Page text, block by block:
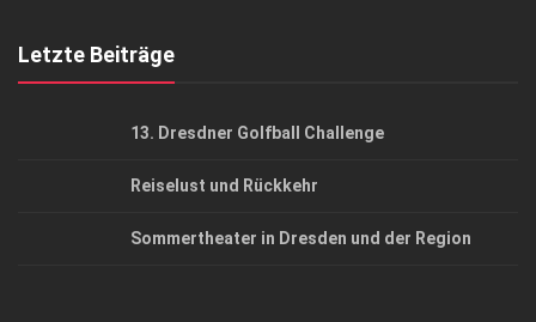
Letzte Beiträge
13. Dresdner Golfball Challenge
Reiselust und Rückkehr
Sommertheater in Dresden und der Region